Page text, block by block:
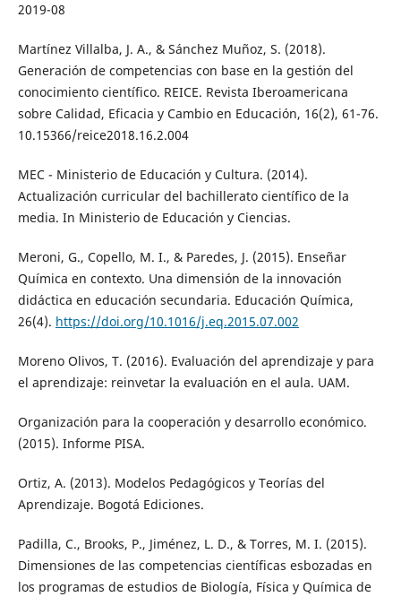
2019-08
Martínez Villalba, J. A., & Sánchez Muñoz, S. (2018).
Generación de competencias con base en la gestión del
conocimiento científico. REICE. Revista Iberoamericana
sobre Calidad, Eficacia y Cambio en Educación, 16(2), 61-76.
10.15366/reice2018.16.2.004
MEC - Ministerio de Educación y Cultura. (2014).
Actualización curricular del bachillerato científico de la
media. In Ministerio de Educación y Ciencias.
Meroni, G., Copello, M. I., & Paredes, J. (2015). Enseñar
Química en contexto. Una dimensión de la innovación
didáctica en educación secundaria. Educación Química,
26(4). https://doi.org/10.1016/j.eq.2015.07.002
Moreno Olivos, T. (2016). Evaluación del aprendizaje y para
el aprendizaje: reinvetar la evaluación en el aula. UAM.
Organización para la cooperación y desarrollo económico.
(2015). Informe PISA.
Ortiz, A. (2013). Modelos Pedagógicos y Teorías del
Aprendizaje. Bogotá Ediciones.
Padilla, C., Brooks, P., Jiménez, L. D., & Torres, M. I. (2015).
Dimensiones de las competencias científicas esbozadas en
los programas de estudios de Biología, Física y Química de